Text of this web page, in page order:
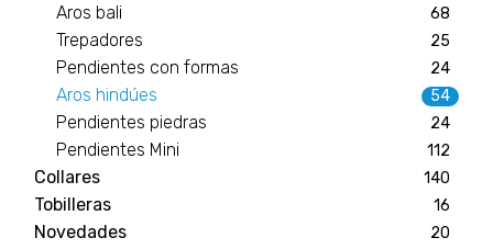
Aros bali 68
Trepadores 25
Pendientes con formas 24
Aros hindúes 54
Pendientes piedras 24
Pendientes Mini 112
Collares 140
Tobilleras 16
Novedades 20